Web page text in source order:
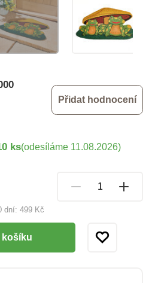
Přidat hodnocení
dní: 499 Kč
ks(odesíláme 11.08.2026)
košíku